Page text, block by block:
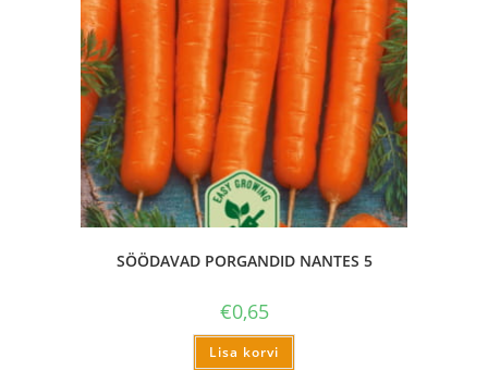
SÖÖDAVAD PORGANDID NANTES 5
€0,65
Lisa korvi